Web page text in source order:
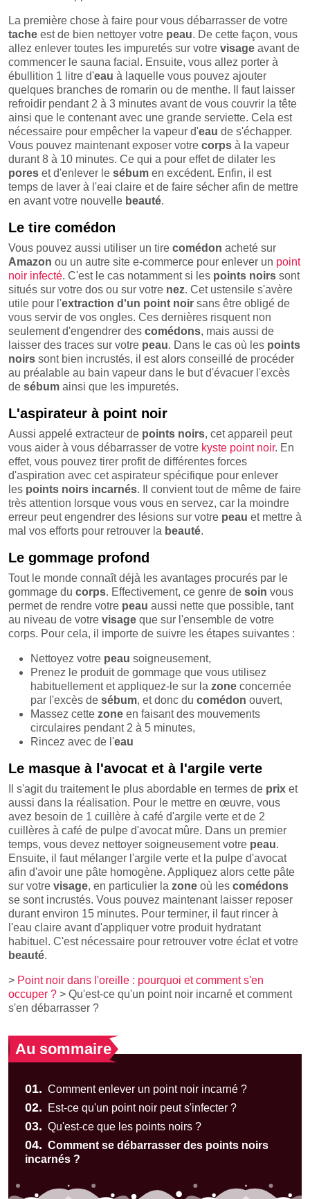
La première chose à faire pour vous débarrasser de votre
tache est de bien nettoyer votre peau. De cette façon, vous
allez enlever toutes les impuretés sur votre visage avant de
commencer le sauna facial. Ensuite, vous allez porter à
ébullition 1 litre d'eau à laquelle vous pouvez ajouter
quelques branches de romarin ou de menthe. Il faut laisser
refroidir pendant 2 à 3 minutes avant de vous couvrir la tête
ainsi que le contenant avec une grande serviette. Cela est
nécessaire pour empêcher la vapeur d'eau de s'échapper.
Vous pouvez maintenant exposer votre corps à la vapeur
durant 8 à 10 minutes. Ce qui a pour effet de dilater les
pores et d'enlever le sébum en excédent. Enfin, il est
temps de laver à l'eai claire et de faire sécher afin de mettre
en avant votre nouvelle beauté.
Le tire comédon
Vous pouvez aussi utiliser un tire comédon acheté sur
Amazon ou un autre site e-commerce pour enlever un point
noir infecté. C'est le cas notamment si les points noirs sont
situés sur votre dos ou sur votre nez. Cet ustensile s'avère
utile pour l'extraction d'un point noir sans être obligé de
vous servir de vos ongles. Ces dernières risquent non
seulement d'engendrer des comédons, mais aussi de
laisser des traces sur votre peau. Dans le cas où les points
noirs sont bien incrustés, il est alors conseillé de procéder
au préalable au bain vapeur dans le but d'évacuer l'excès
de sébum ainsi que les impuretés.
L'aspirateur à point noir
Aussi appelé extracteur de points noirs, cet appareil peut
vous aider à vous débarrasser de votre kyste point noir. En
effet, vous pouvez tirer profit de différentes forces
d'aspiration avec cet aspirateur spécifique pour enlever
les points noirs incarnés. Il convient tout de même de faire
très attention lorsque vous vous en servez, car la moindre
erreur peut engendrer des lésions sur votre peau et mettre à
mal vos efforts pour retrouver la beauté.
Le gommage profond
Tout le monde connaît déjà les avantages procurés par le
gommage du corps. Effectivement, ce genre de soin vous
permet de rendre votre peau aussi nette que possible, tant
au niveau de votre visage que sur l'ensemble de votre
corps. Pour cela, il importe de suivre les étapes suivantes :
Nettoyez votre peau soigneusement,
Prenez le produit de gommage que vous utilisez
habituellement et appliquez-le sur la zone concernée
par l'excès de sébum, et donc du comédon ouvert,
Massez cette zone en faisant des mouvements
circulaires pendant 2 à 5 minutes,
Rincez avec de l'eau
Le masque à l'avocat et à l'argile verte
Il s'agit du traitement le plus abordable en termes de prix et
aussi dans la réalisation. Pour le mettre en œuvre, vous
avez besoin de 1 cuillère à café d'argile verte et de 2
cuillères à café de pulpe d'avocat mûre. Dans un premier
temps, vous devez nettoyer soigneusement votre peau.
Ensuite, il faut mélanger l'argile verte et la pulpe d'avocat
afin d'avoir une pâte homogène. Appliquez alors cette pâte
sur votre visage, en particulier la zone où les comédons
se sont incrustés. Vous pouvez maintenant laisser reposer
durant environ 15 minutes. Pour terminer, il faut rincer à
l'eau claire avant d'appliquer votre produit hydratant
habituel. C'est nécessaire pour retrouver votre éclat et votre
beauté.
> Point noir dans l'oreille : pourquoi et comment s'en
occuper ? > Qu'est-ce qu'un point noir incarné et comment
s'en débarrasser ?
Au sommaire
01. Comment enlever un point noir incarné ?
02. Est-ce qu'un point noir peut s'infecter ?
03. Qu'est-ce que les points noirs ?
04. Comment se débarrasser des points noirs
incarnés ?